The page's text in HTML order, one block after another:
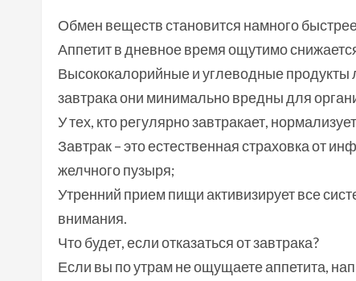
Обмен веществ становится намного
Аппетит в дневное время ощутимо
Высококалорийные и углеводные продукты
завтрака они минимально вредны для
У тех, кто регулярно завтракает,
Завтрак – это естественная страховка от
желчного пузыря;
Утренний прием пищи активизирует все
внимания.
Что будет, если отказаться от завтрака?
Если вы по утрам не ощущаете аппетита,